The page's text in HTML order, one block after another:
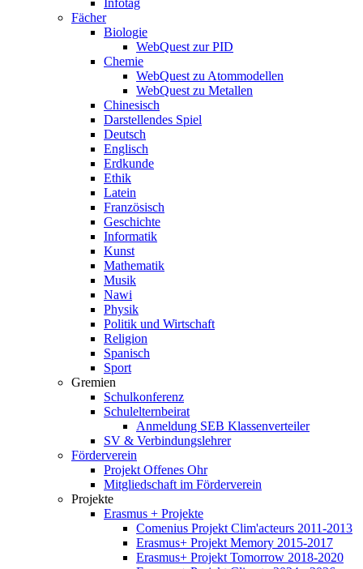
Fächer
Biologie
WebQuest zur PID
Chemie
WebQuest zu Atommodellen
WebQuest zu Metallen
Chinesisch
Darstellendes Spiel
Deutsch
Englisch
Erdkunde
Ethik
Latein
Französisch
Geschichte
Informatik
Kunst
Mathematik
Musik
Nawi
Physik
Politik und Wirtschaft
Religion
Spanisch
Sport
Gremien
Schulkonferenz
Schulelternbeirat
Anmeldung SEB Klassenverteiler
SV & Verbindungslehrer
Förderverein
Projekt Offenes Ohr
Mitgliedschaft im Förderverein
Projekte
Erasmus + Projekte
Comenius Projekt Clim'acteurs 2011-2013
Erasmus+ Projekt Memory 2015-2017
Erasmus+ Projekt Tomorrow 2018-2020